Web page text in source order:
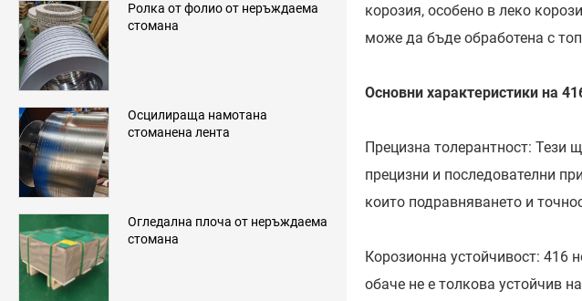
Ролка от фолио от неръждаема
стомана
Осцилираща намотана
стоманена лента
Огледална плоча от неръждаема
стомана
корозия, особено в леко
може да бъде обработена с
Основни характеристики на
Прецизна толерантност: Тези
прецизни и последователни
които подравняването и
Корозионна устойчивост: 416
обаче не е толкова устойчив